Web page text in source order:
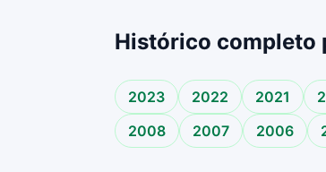
Histórico completo
2023 2022 2021
2008
2007 2006